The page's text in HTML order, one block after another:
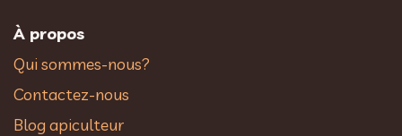
À propos
Qui sommes-nous?
Contactez-nous
Blog apiculteur